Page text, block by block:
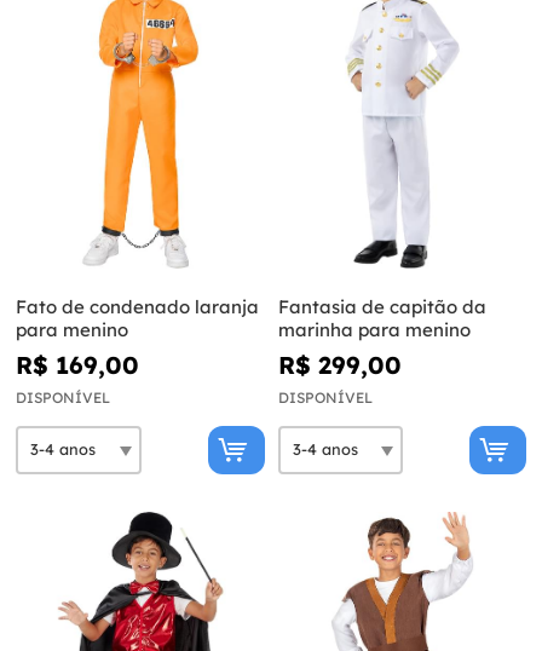
Fato de condenado laranja
para menino
R$ 169,00
DISPONÍVEL
Fantasia de capitão da
marinha para menino
R$ 299,00
DISPONÍVEL